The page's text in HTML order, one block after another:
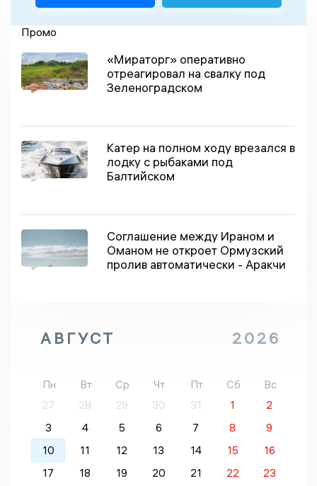
Промо
«Мираторг» оперативно
отреагировал на свалку под
Зеленоградском
Катер на полном ходу врезался в
лодку с рыбаками под
Балтийском
Соглашение между Ираном и
Оманом не откроет Ормузский
пролив автоматически - Аракчи
АВГУСТ 2026
Пн Вт Ср Чт Пт Сб
Вс
27
28 29 30 31 1
2
3
4 5 6 7 8
9
10
11 12 13 14 15
16
17
18 19 20 21 22
23